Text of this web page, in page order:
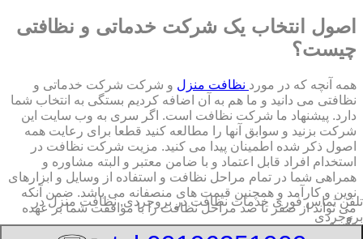
اصول انتخاب یک شرکت خدماتی و نظافتی
چیست؟
همه آنچه که در مورد نظافت منزل و شرکت شرکت خدماتی و
نظافتی می دانید و ما هم به آن اضافه کردیم بستگی به انتخاب شما
دارد. پیشنهاد ما شرکت نظافت است. اگر سری به وب سایت این
شرکت بزنید و سوابق آنها را مطالعه کنید قطعا برای رعایت همه
اصول ذکر شده اطمینان پیدا می کنید. مزیت شرکت نظافت در
استخدام افراد قابل اعتماد و با ضامن معتبر و البته مشاوره و
همراهی شما در تمام مراحل نظافت و استفاده از وسایل و ابزارهای
نوین و کارآمد و همچنین قیمت های منصفانه می باشد. ضمن آنکه
می تواند از صفر تا صد مراحل نظافت را با موافقت شما بر عهده
بگیرد.
تلفن تماس فوریخدمات نظافت در بروجردی, نظافت منزل در
بروجردی